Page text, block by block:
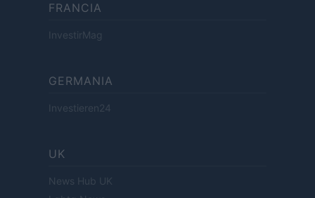
FRANCIA
InvestirMag
GERMANIA
Investieren24
UK
News Hub UK